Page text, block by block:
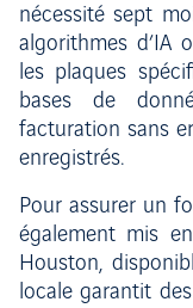
nécessité sept
algorithmes d’IA
les plaques
bases de
facturation sans
enregistrés.
Pour assurer un
également mis
Houston,
locale garantit